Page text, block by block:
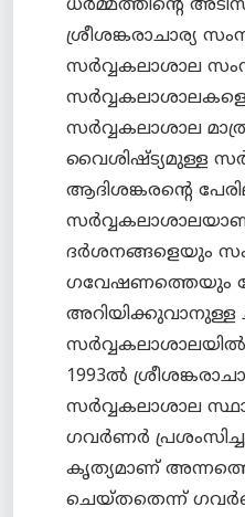
ധര്‍മ്മത്തിന്റെ
ശ്രീശങ്കരാചാര്യ
സര്‍വ്വകലാശാല
സര്‍വ്വകലാശാല
വൈശിഷ്ട്യമുള്ള
ആദിശങ്കരന്റെ
ദര്‍ശനങ്ങളെയും
ഗവേഷണത്തെയും
1993ല്‍
സര്‍വ്വകലാശാല
ഗവര്‍ണര്‍
കൃത്യമാണ്
ചെയ്തതെന്ന്